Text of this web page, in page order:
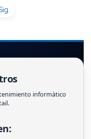
informàtico